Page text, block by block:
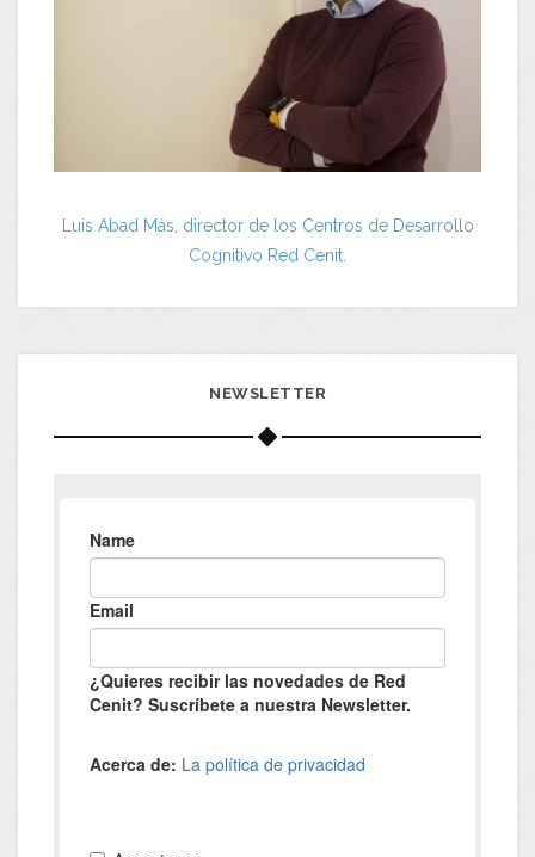
Luis Abad Más, director de los Centros de Desarrollo
Cognitivo Red Cenit.
NEWSLETTER